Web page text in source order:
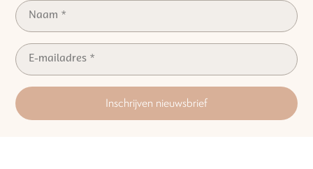
Inschrijven nieuwsbrief